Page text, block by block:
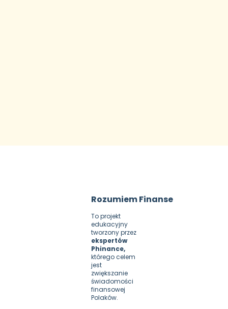
Rozumiem Finanse
To projekt
edukacyjny
tworzony przez
ekspertów
Phinance,
którego celem
jest
zwiększanie
świadomości
finansowej
Polaków.